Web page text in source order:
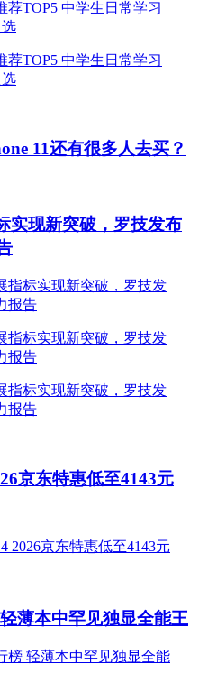
11还有很多人去买？
实现新突破，罗技发布
京东特惠低至4143元
薄本中罕见独显全能王